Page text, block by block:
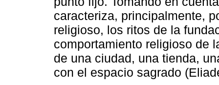
caracteriza, principalmente,
religioso, los ritos de la
comportamiento religioso de
de una ciudad, una tienda,
con el espacio sagrado